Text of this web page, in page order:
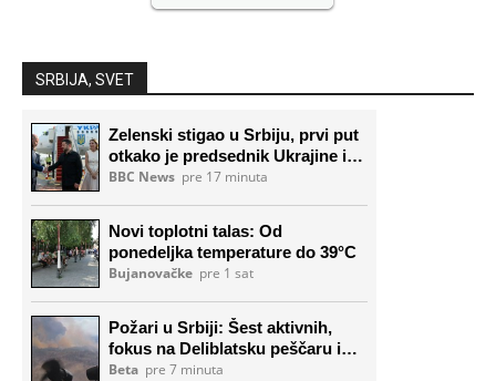
SRBIJA, SVET